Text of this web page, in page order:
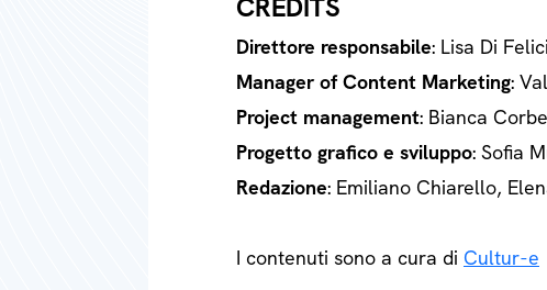
CREDITS
Direttore responsabile: Lisa Di
Manager of Content Marketing:
Project management: Bianca
Progetto grafico e sviluppo: Sofia
Redazione: Emiliano Chiarello,
I contenuti sono a cura di Cultur-e